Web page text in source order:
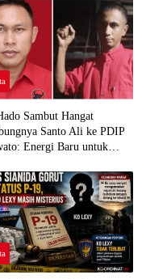
Sambut Hangat
Santo Ali ke PDIP
Energi Baru untuk